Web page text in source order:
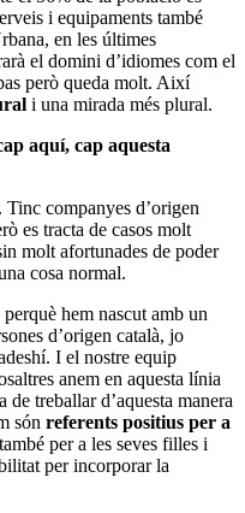
i equipaments també
en les últimes
el domini d’idiomes com el
però queda molt. Així
i una mirada més plural.
aquí, cap aquesta
companyes d’origen
es tracta de casos molt
molt afortunades de poder
cosa normal.
hem nascut amb un
d’origen català, jo
I el nostre equip
anem en aquesta línia
treballar d’aquesta manera
són referents positius per a
per a les seves filles i
per incorporar la